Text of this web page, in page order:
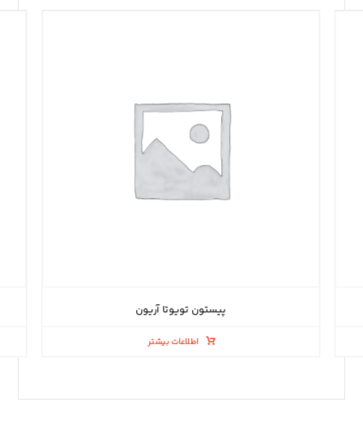
پیستون تویوتا آریون
اطلاعات بیشتر